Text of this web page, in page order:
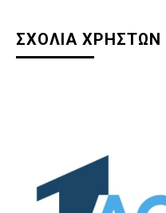
ΣΧΟΛΙΑ ΧΡΗΣΤΩΝ